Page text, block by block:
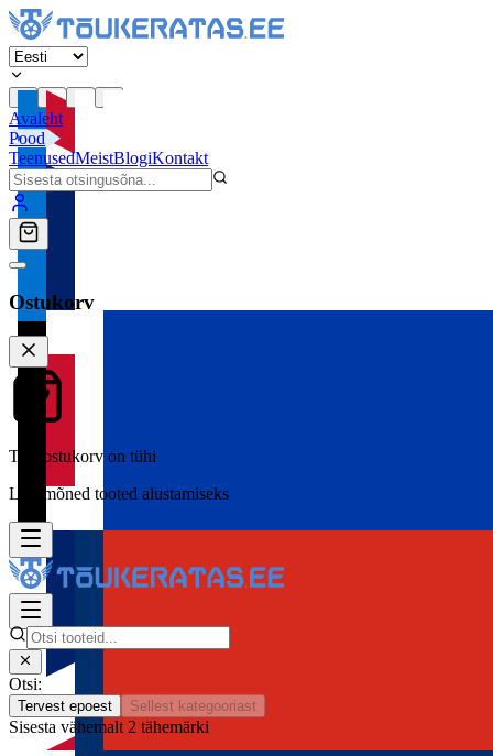
Avaleht
Pood
TeenusedMeistBlogiKontakt
Ostukorv
Teie ostukorv on tühi
Lisa mõned tooted alustamiseks
Otsi:
Tervest epoest Sellest kategooriast
Sisesta vähemalt 2 tähemärki